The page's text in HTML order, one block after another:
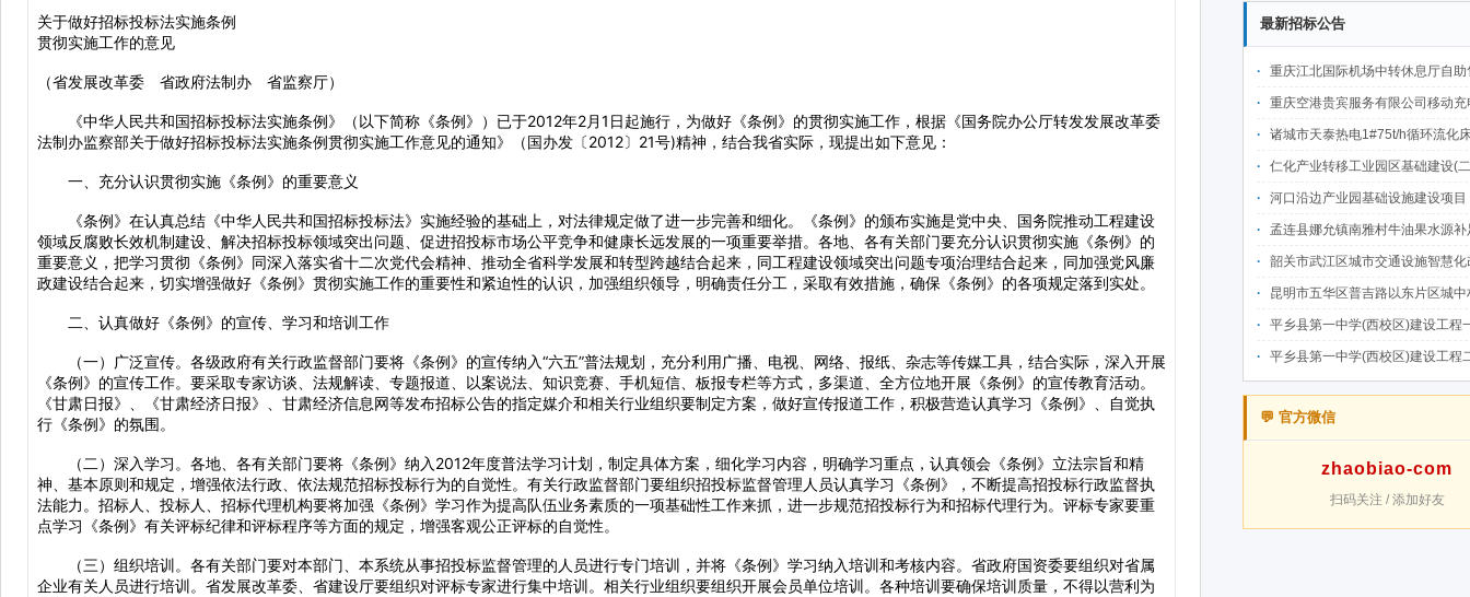
最新招标公告
重庆江北国际机场中转休息厅自助售卖机点位公开招
重庆空港贵宾服务有限公司移动充电宝点位资源公开
诸城市天泰热电1#75t/h循环流化床锅炉及配套设施升级改造项目（设计施工一体
仁化产业转移工业园区基础建设(二期)一韶关仁化产业园区工业二路道路及桥梁(西侧扩园段)建设
河口沿边产业园基础设施建设项目（二期）设计施工总承包（EPC）(三次
孟连县娜允镇南雅村牛油果水源补足提质增效建设项目
韶关市武江区城市交通设施智慧化改造提升项目-基础建设工程（一期）A标段施
昆明市五华区普吉路以东片区城中村改造项目（一期）A7、A-4-2地块安置房项目供配电设计施工一体化
平乡县第一中学(西校区)建设工程一标段施工
平乡县第一中学(西校区)建设工程二标段施工
💬 官方微信
zhaobiao-com
扫码关注 / 添加好友